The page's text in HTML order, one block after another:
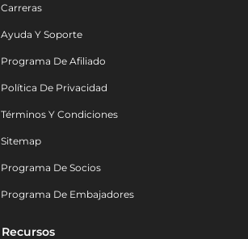
Carreras
Ayuda Y Soporte
Programa De Afiliado
Política De Privacidad
Términos Y Condiciones
Sitemap
Programa De Socios
Programa De Embajadores
Recursos